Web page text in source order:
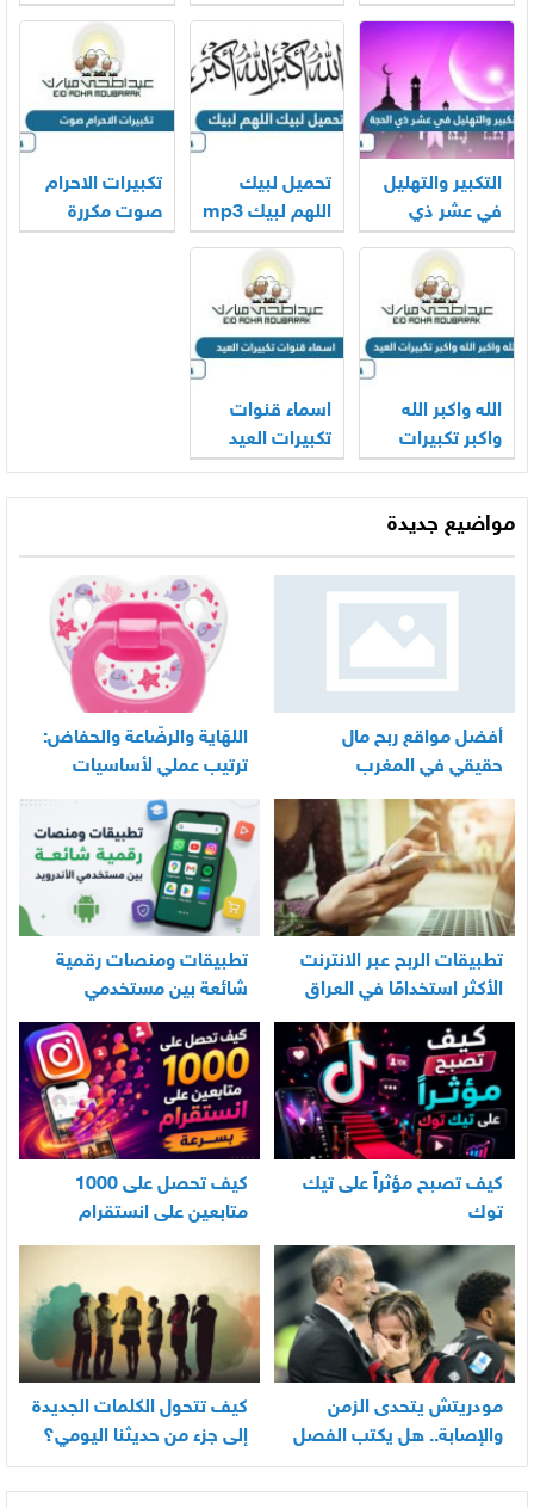
2026
mp3 بجودة
عالية 2026
بجودة عالية
التكبير والتهليل
في عشر ذي
الحجة mp3
تحميل لبيك
اللهم لبيك mp3
الحرم المكي
2026
تكبيرات الاحرام
صوت مكررة
الله واكبر الله
واكبر تكبيرات
العيد بالصوت
2026
اسماء قنوات
تكبيرات العيد
2026
مواضيع جديدة
أفضل مواقع ربح مال
حقيقي في المغرب
اللهّاية والرضّاعة والحفاض:
ترتيب عملي لأساسيات
العناية اليومية بالرضيع
تطبيقات الربح عبر الانترنت
الأكثر استخدامًا في العراق
تطبيقات ومنصات رقمية
شائعة بين مستخدمي
الأندرويد
كيف تصبح مؤثراً على تيك
توك
كيف تحصل على 1000
متابعين على انستقرام
بسرعة
مودريتش يتحدى الزمن
والإصابة.. هل يكتب الفصل
الأخير في أسطورته
المونديالية؟
كيف تتحول الكلمات الجديدة
إلى جزء من حديثنا اليومي؟